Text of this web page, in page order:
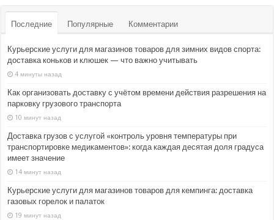
Последние Популярные Комментарии
Курьерские услуги для магазинов товаров для зимних видов спорта:
доставка коньков и клюшек — что важно учитывать
4 минуты назад
Как организовать доставку с учётом времени действия разрешения на
парковку грузового транспорта
10 минут назад
Доставка грузов с услугой «контроль уровня температуры при
транспортировке медикаментов»: когда каждая десятая доля градуса
имеет значение
14 минут назад
Курьерские услуги для магазинов товаров для кемпинга: доставка
газовых горелок и палаток
19 минут назад